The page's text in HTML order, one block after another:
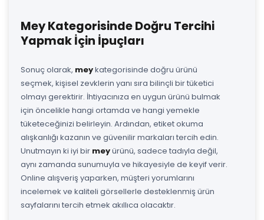
Mey Kategorisinde Doğru Tercihi
Yapmak İçin İpuçları
Sonuç olarak, meykategorisinde doğru ürünü
seçmek, kişisel zevklerin yanı sıra bilinçli bir tüketici
olmayı gerektirir. İhtiyacınıza en uygun ürünü bulmak
için öncelikle hangi ortamda ve hangi yemekle
tüketeceğinizi belirleyin. Ardından, etiket okuma
alışkanlığı kazanın ve güvenilir markaları tercih edin.
Unutmayın ki iyi bir meyürünü, sadece tadıyla değil,
aynı zamanda sunumuyla ve hikayesiyle de keyif verir.
Online alışveriş yaparken, müşteri yorumlarını
incelemek ve kaliteli görsellerle desteklenmiş ürün
sayfalarını tercih etmek akıllıca olacaktır.